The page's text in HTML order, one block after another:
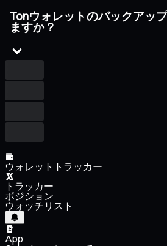
Tonウォレットのバックアッ
ますか？
ウォレットトラッカー
トラッカー
ポジション
ウォッチリスト
App